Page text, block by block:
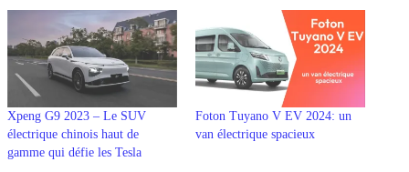
Xpeng G9 2023 – Le SUV
électrique chinois haut de
gamme qui défie les Tesla
Foton Tuyano V EV 2024: un
van électrique spacieux